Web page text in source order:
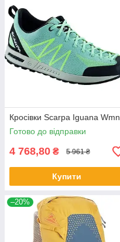
Кросівки Scarpa Iguana Wmn
Готово до відправки
4 768,80 ₴ 5 961 ₴
Купити
–20%